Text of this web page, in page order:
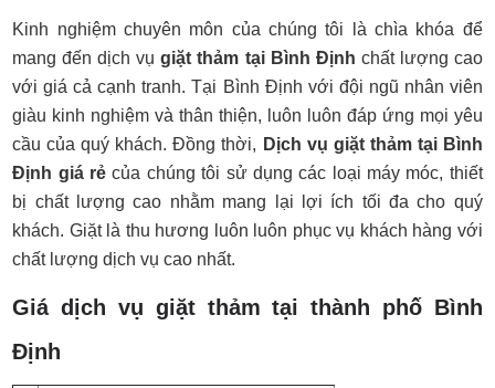
Kinh nghiệm chuyên môn của chúng tôi là chìa khóa để
mang đến dịch vụgiặt thảm tại Bình Định chất lượng cao
với giá cả cạnh tranh. Tại Bình Định với đội ngũ nhân viên
giàu kinh nghiệm và thân thiện, luôn luôn đáp ứng mọi yêu
cầu của quý khách. Đồng thời, Dịch vụ giặt thảm tại Bình
Định giá rẻcủa chúng tôi sử dụng các loại máy móc, thiết
bị chất lượng cao nhằm mang lại lợi ích tối đa cho quý
khách. Giặt là thu hương luôn luôn phục vụ khách hàng với
chất lượng dịch vụ cao nhất.
Giá dịch vụ giặt thảm tại thành phố Bình
Định